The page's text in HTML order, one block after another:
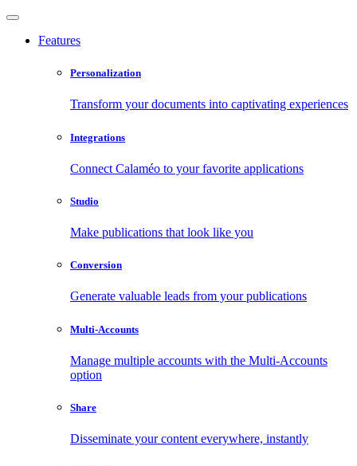
Features
Personalization
Transform your documents into captivating experiences
Integrations
Connect Calaméo to your favorite applications
Studio
Make publications that look like you
Conversion
Generate valuable leads from your publications
Multi-Accounts
Manage multiple accounts with the Multi-Accounts
option
Share
Disseminate your content everywhere, instantly